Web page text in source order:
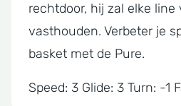
rechtdoor, hij zal elke line
vasthouden. Verbeter je
basket met de Pure.
Speed: 3 Glide: 3 Turn: -1